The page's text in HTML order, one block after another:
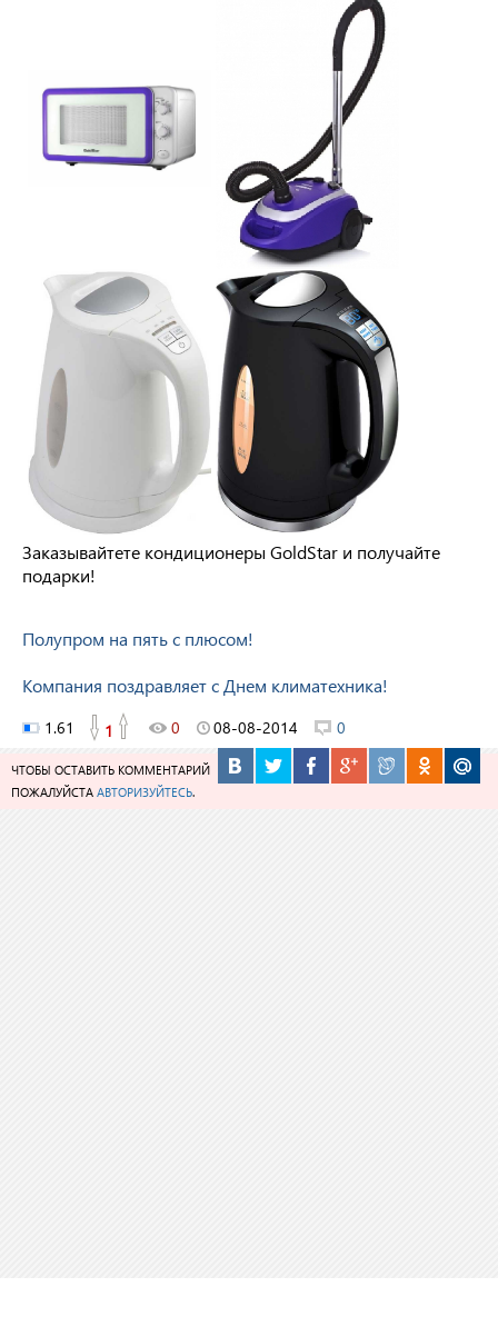
Заказывайтете кондиционеры GoldStar и получайте
подарки!
Полупром на пять с плюсом!
Компания поздравляет с Днем климатехника!
1.61 1 0 08-08-2014 0
ЧТОБЫ ОСТАВИТЬ КОММЕНТАРИЙ
ПОЖАЛУЙСТА АВТОРИЗУЙТЕСЬ.